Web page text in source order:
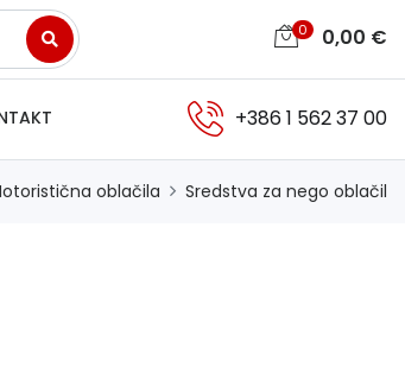
0 0,00 €
+386 1 562 37 00
oblačila Sredstva za nego oblačil